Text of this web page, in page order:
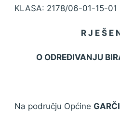
KLASA: 2178/06-01-15-01
R J E Š E
O ODREĐIVANJU
Na području Općine